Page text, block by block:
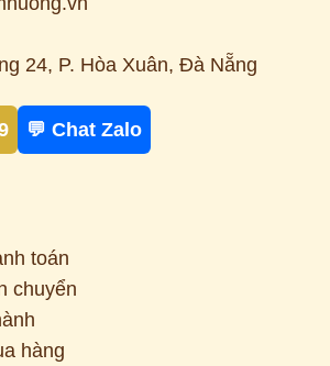
24, P. Hòa Xuân, Đà Nẵng
💬 Chat Zalo
toán
chuyển
hàng